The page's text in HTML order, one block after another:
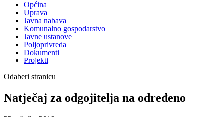
Općina
Uprava
Javna nabava
Komunalno gospodarstvo
Javne ustanove
Poljoprivreda
Dokumenti
Projekti
Odaberi stranicu
Natječaj za odgojitelja na određeno